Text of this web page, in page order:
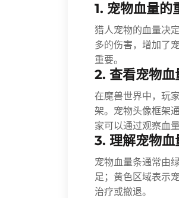
1. 宠物血量的
猎人宠物的血量决
多的伤害，增加了
重要。
2. 查看宠物血
在魔兽世界中，玩
架。宠物头像框架
家可以通过观察血
3. 理解宠物血
宠物血量条通常由
足；黄色区域表示
治疗或撤退。